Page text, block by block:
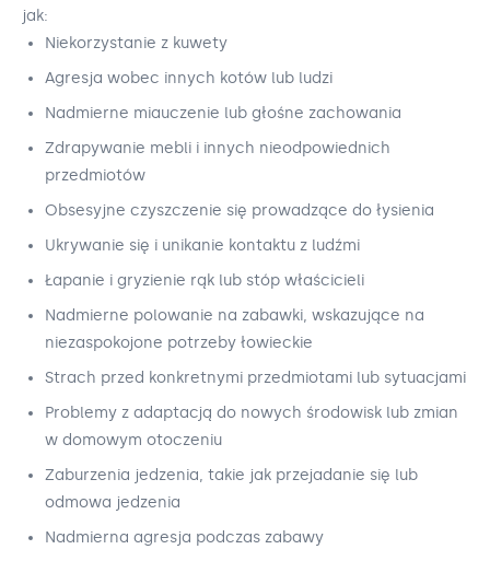
jak:
Niekorzystanie z kuwety
Agresja wobec innych kotów lub ludzi
Nadmierne miauczenie lub głośne zachowania
Zdrapywanie mebli i innych nieodpowiednich
przedmiotów
Obsesyjne czyszczenie się prowadzące do łysienia
Ukrywanie się i unikanie kontaktu z ludźmi
Łapanie i gryzienie rąk lub stóp właścicieli
Nadmierne polowanie na zabawki, wskazujące na
niezaspokojone potrzeby łowieckie
Strach przed konkretnymi przedmiotami lub sytuacjami
Problemy z adaptacją do nowych środowisk lub zmian
w domowym otoczeniu
Zaburzenia jedzenia, takie jak przejadanie się lub
odmowa jedzenia
Nadmierna agresja podczas zabawy